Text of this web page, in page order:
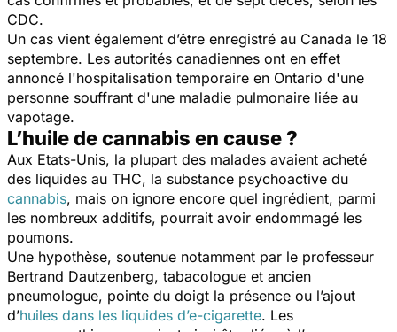
CDC.
Un cas vient également d’être enregistré au Canada le 18
septembre. Les autorités canadiennes ont en effet
annoncé l'hospitalisation temporaire en Ontario d'une
personne souffrant d'une maladie pulmonaire liée au
vapotage.
L’huile de cannabis en cause ?
Aux Etats-Unis, la plupart des malades avaient acheté
des liquides au THC, la substance psychoactive du
cannabis, mais on ignore encore quel ingrédient, parmi
les nombreux additifs, pourrait avoir endommagé les
poumons.
Une hypothèse, soutenue notamment par le professeur
Bertrand Dautzenberg, tabacologue et ancien
pneumologue, pointe du doigt la présence ou l’ajout
d’huiles dans les liquides d’e-cigarette. Les